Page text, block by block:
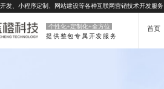
发 小程序定制 网站建设等各种互联网营销技术开发服务
个性化+定制化+全方位
提供整包专属开发服务
首页